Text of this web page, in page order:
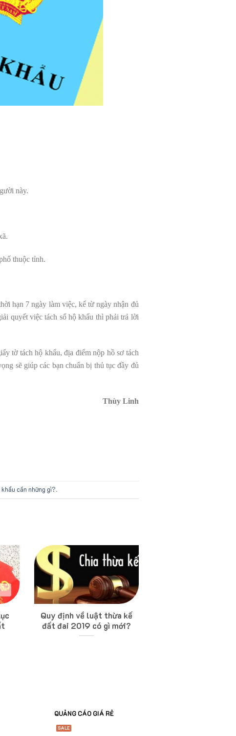
này.
thuộc tỉnh.
hạn 7 ngày làm việc, kể từ ngày nhận đủ
quyết việc tách sổ hộ khẩu thì phải trả lời
tờ tách hộ khẩu, địa điểm nộp hồ sơ tách
sẽ giúp các bạn chuẩn bị thủ tục đầy đủ
Thùy Linh
cần những gì?.
Quy định về luật thừa kế
đất đai 2019 có gì mới?
QUẢNG CÁO GIÁ RẺ